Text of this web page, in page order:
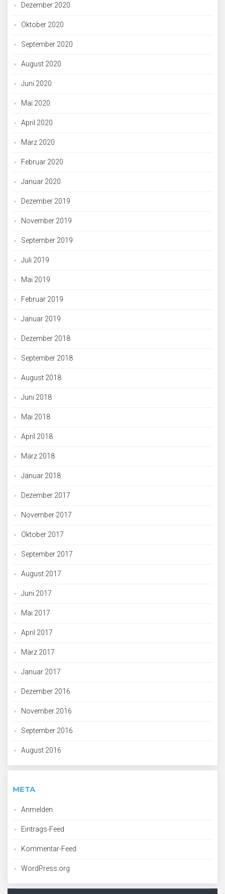
Dezember 2020
Oktober 2020
September 2020
August 2020
Juni 2020
Mai 2020
April 2020
März 2020
Februar 2020
Januar 2020
Dezember 2019
November 2019
September 2019
Juli 2019
Mai 2019
Februar 2019
Januar 2019
Dezember 2018
September 2018
August 2018
Juni 2018
Mai 2018
April 2018
März 2018
Januar 2018
Dezember 2017
November 2017
Oktober 2017
September 2017
August 2017
Juni 2017
Mai 2017
April 2017
März 2017
Januar 2017
Dezember 2016
November 2016
September 2016
August 2016
META
Anmelden
Eintrags-Feed
Kommentar-Feed
WordPress.org